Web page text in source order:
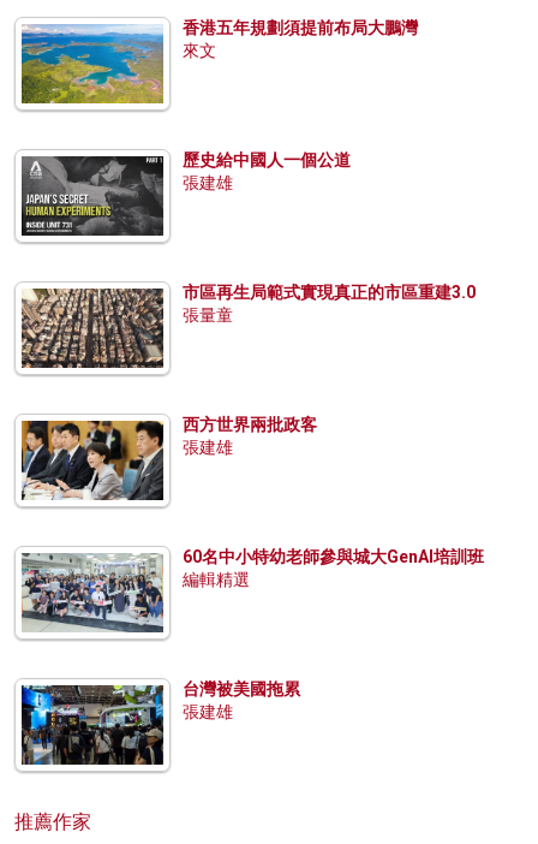
香港五年規劃須提前布局大鵬灣
來文
歷史給中國人一個公道
張建雄
市區再生局範式實現真正的市區重建3.0
張量童
西方世界兩批政客
張建雄
60名中小特幼老師參與城大GenAI培訓班
編輯精選
台灣被美國拖累
張建雄
推薦作家